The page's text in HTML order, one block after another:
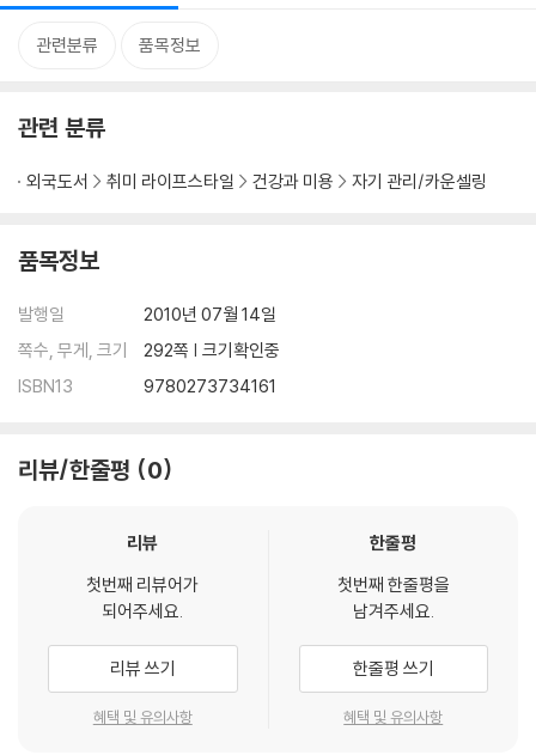
관련분류 품목정보
관련 분류
외국도서 취미 라이프스타일 건강과 미용 자기 관리/카운셀링
품목정보
발행일
2010년 07월 14일
쪽수, 무게, 크기
292쪽 | 크기확인중
ISBN13
9780273734161
리뷰/한줄평 0
리뷰
첫번째 리뷰어가
되어주세요.
리뷰 쓰기
혜택 및 유의사항
한줄평
첫번째 한줄평을
남겨주세요.
한줄평 쓰기
혜택 및 유의사항